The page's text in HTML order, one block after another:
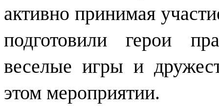
активно принимая
подготовили герои
веселые игры и
этом мероприятии.